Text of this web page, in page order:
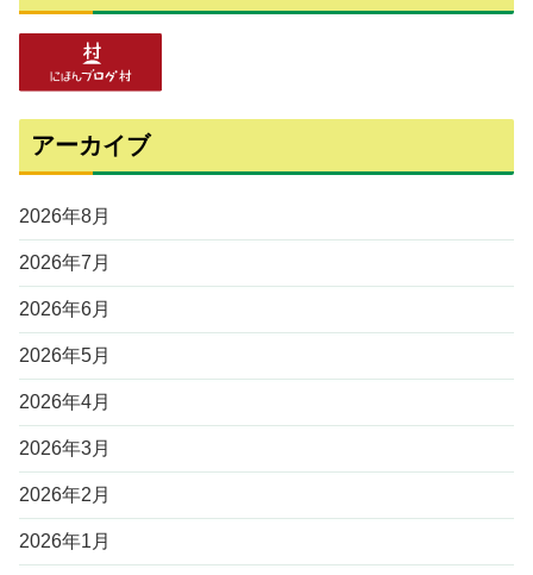
アーカイブ
2026年8月
2026年7月
2026年6月
2026年5月
2026年4月
2026年3月
2026年2月
2026年1月